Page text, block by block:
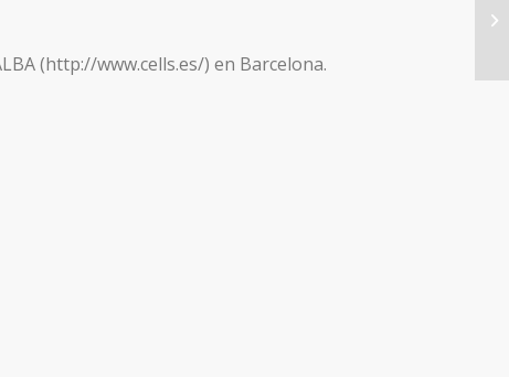
(http://www.cells.es/) en Barcelona.
la